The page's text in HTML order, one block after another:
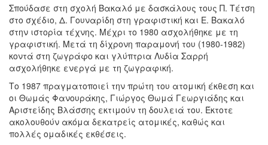
Σπούδασε στη σχολή Βακαλό με δασκάλους τους Π. Τέτση
στο σχέδιο, Δ. Γουναρίδη στη γραφιστική και Ε. Βακαλό
στην ιστορία τέχνης. Μέχρι το 1980 ασχολήθηκε με τη
γραφιστική. Μετά τη δίχρονη παραμονή του (1980-1982)
κοντά στη ζωγράφο και γλύπτρια Λυδία Σαρρή
ασχολήθηκε ενεργά με τη ζωγραφική.
Το 1987 πραγματοποιεί την πρώτη του ατομική έκθεση και
οι Θωμάς Φανουράκης, Γιώργος Θωμά Γεωργιάδης και
Αριστείδης Βλάσσης εκτιμούν τη δουλειά του. Έκτοτε
ακολουθούν ακόμα δεκατρείς ατομικές, καθώς και
πολλές ομαδικές εκθέσεις.